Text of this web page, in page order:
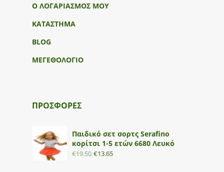
Ο ΛΟΓΑΡΙΑΣΜΟΣ ΜΟΥ
ΚΑΤΑΣΤΗΜΑ
BLOG
ΜΕΓΕΘΟΛΟΓΙΟ
ΠΡΟΣΦΟΡΕΣ
Παιδικό σετ σορτς Serafino
κορίτσι 1-5 ετών 6680 Λευκό
€19.50 €13.65